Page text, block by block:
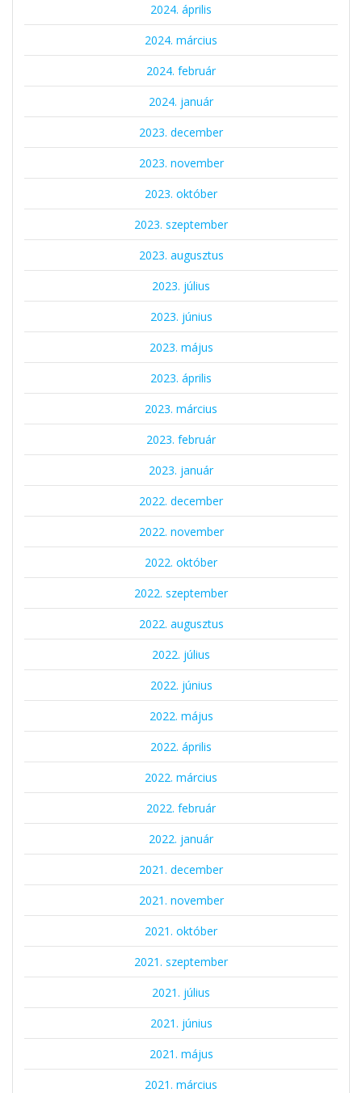
2024. április
2024. március
2024. február
2024. január
2023. december
2023. november
2023. október
2023. szeptember
2023. augusztus
2023. július
2023. június
2023. május
2023. április
2023. március
2023. február
2023. január
2022. december
2022. november
2022. október
2022. szeptember
2022. augusztus
2022. július
2022. június
2022. május
2022. április
2022. március
2022. február
2022. január
2021. december
2021. november
2021. október
2021. szeptember
2021. július
2021. június
2021. május
2021. március